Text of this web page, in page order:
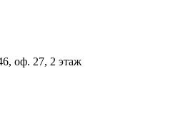
оф. 27, 2 этаж